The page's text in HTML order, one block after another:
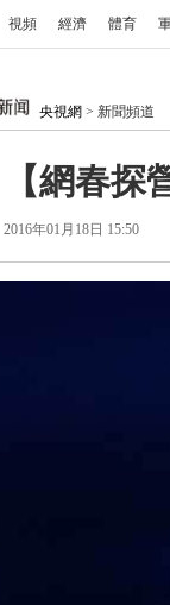
視頻 經濟 體育
央視網 > 新聞頻道
【網春
2016年01月18日 15:50